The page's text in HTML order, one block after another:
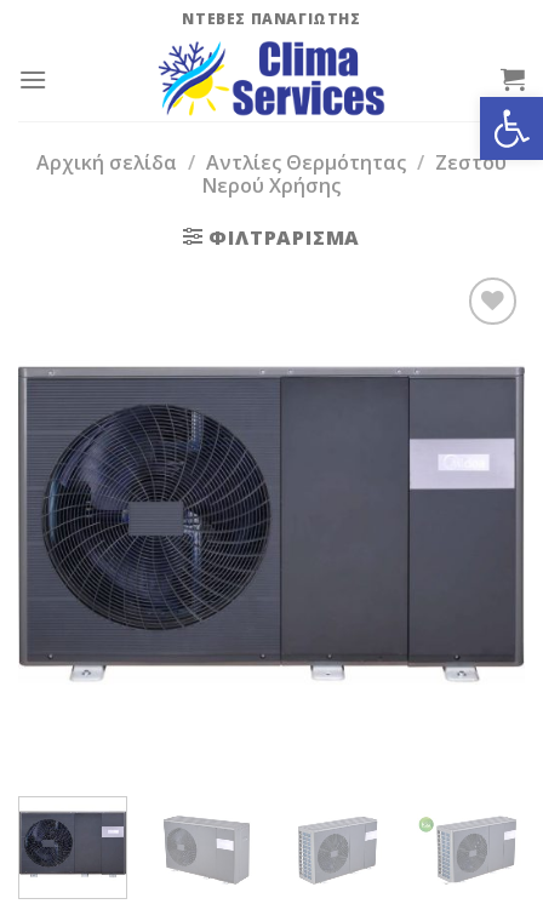
content
ΝΤΕΒΕΣ ΠΑΝΑΓΙΩΤΗΣ
Αρχική σελίδα / Αντλίες Θερμότητας / Ζεστού
Νερού Χρήσης
ΦΙΛΤΡΆΡΙΣΜΑ
Wishlist